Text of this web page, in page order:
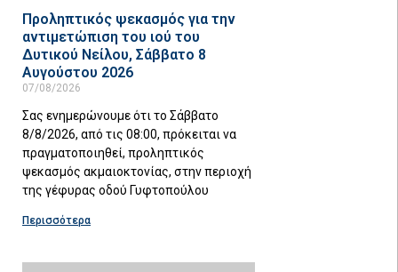
Προληπτικός ψεκασμός για την
αντιμετώπιση του ιού του
Δυτικού Νείλου, Σάββατο 8
Αυγούστου 2026
07/08/2026
Σας ενημερώνουμε ότι το Σάββατο
8/8/2026, από τις 08:00, πρόκειται να
πραγματοποιηθεί, προληπτικός
ψεκασμός ακμαιοκτονίας, στην περιοχή
της γέφυρας οδού Γυφτοπούλου
Περισσότερα